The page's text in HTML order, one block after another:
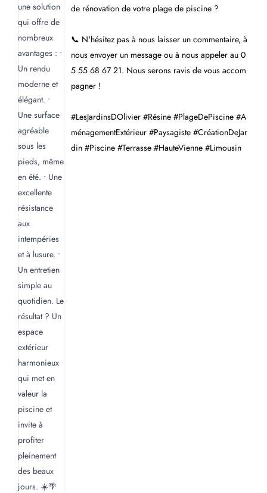
de rénovation de votre plage de piscine ?
📞 N'hésitez pas à nous laisser un commentaire, à
nous envoyer un message ou à nous appeler au 0
5 55 68 67 21. Nous serons ravis de vous accom
pagner !
#LesJardinsDOlivier #Résine #PlageDePiscine #A
ménagementExtérieur #Paysagiste #CréationDeJar
din #Piscine #Terrasse #HauteVienne #Limousin